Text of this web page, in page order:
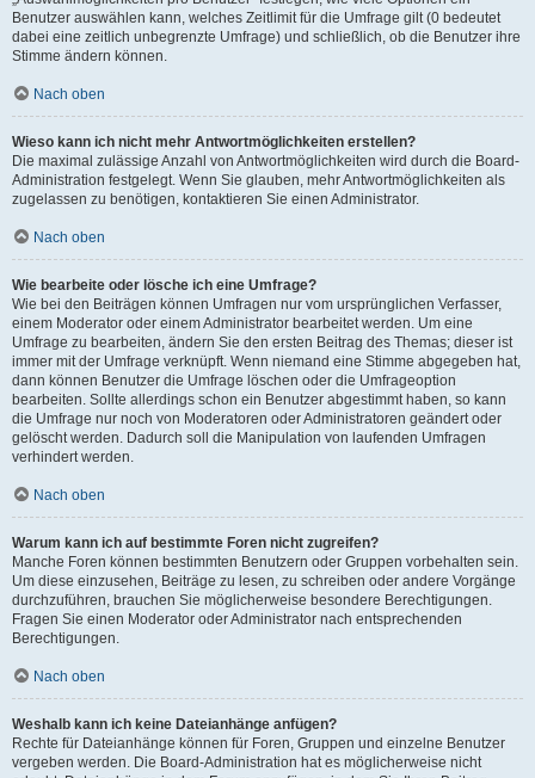
Benutzer auswählen kann, welches Zeitlimit für die Umfrage gilt (0 bedeutet
dabei eine zeitlich unbegrenzte Umfrage) und schließlich, ob die Benutzer ihre
Stimme ändern können.
Nach oben
Wieso kann ich nicht mehr Antwortmöglichkeiten erstellen?
Die maximal zulässige Anzahl von Antwortmöglichkeiten wird durch die Board-
Administration festgelegt. Wenn Sie glauben, mehr Antwortmöglichkeiten als
zugelassen zu benötigen, kontaktieren Sie einen Administrator.
Nach oben
Wie bearbeite oder lösche ich eine Umfrage?
Wie bei den Beiträgen können Umfragen nur vom ursprünglichen Verfasser,
einem Moderator oder einem Administrator bearbeitet werden. Um eine
Umfrage zu bearbeiten, ändern Sie den ersten Beitrag des Themas; dieser ist
immer mit der Umfrage verknüpft. Wenn niemand eine Stimme abgegeben hat,
dann können Benutzer die Umfrage löschen oder die Umfrageoption
bearbeiten. Sollte allerdings schon ein Benutzer abgestimmt haben, so kann
die Umfrage nur noch von Moderatoren oder Administratoren geändert oder
gelöscht werden. Dadurch soll die Manipulation von laufenden Umfragen
verhindert werden.
Nach oben
Warum kann ich auf bestimmte Foren nicht zugreifen?
Manche Foren können bestimmten Benutzern oder Gruppen vorbehalten sein.
Um diese einzusehen, Beiträge zu lesen, zu schreiben oder andere Vorgänge
durchzuführen, brauchen Sie möglicherweise besondere Berechtigungen.
Fragen Sie einen Moderator oder Administrator nach entsprechenden
Berechtigungen.
Nach oben
Weshalb kann ich keine Dateianhänge anfügen?
Rechte für Dateianhänge können für Foren, Gruppen und einzelne Benutzer
vergeben werden. Die Board-Administration hat es möglicherweise nicht